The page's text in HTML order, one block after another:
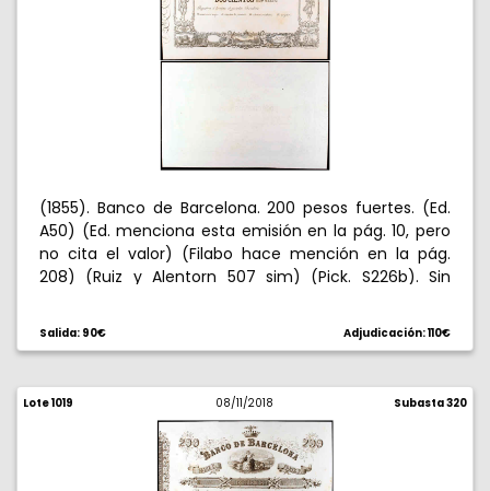
(1855). Banco de Barcelona. 200 pesos fuertes. (Ed.
A50) (Ed. menciona esta emisión en la pág. 10, pero
no cita el valor) (Filabo hace mención en la pág.
208) (Ruiz y Alentorn 507 sim) (Pick. S226b). Sin
por el propio Banco en 1894. Manchitas. S/C.
Salida: 90€ Adjudicación: 110€
Lote 1019 08/11/2018 Subasta 320